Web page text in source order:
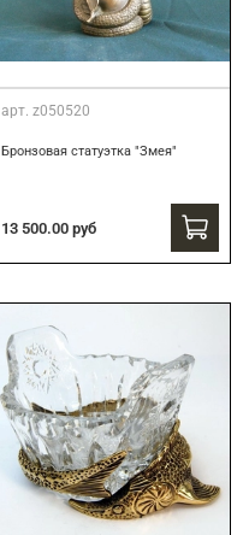
арт. z050520
Бронзовая статуэтка "Змея"
13 500.00 руб